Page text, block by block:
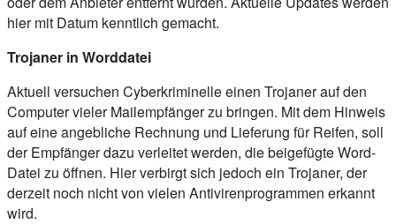
hier mit Datum kenntlich gemacht.
Trojaner in Worddatei
Aktuell versuchen Cyberkriminelle einen Trojaner auf den
Computer vieler Mailempfänger zu bringen. Mit dem Hinweis
auf eine angebliche Rechnung und Lieferung für Reifen, soll
der Empfänger dazu verleitet werden, die beigefügte Word-
Datei zu öffnen. Hier verbirgt sich jedoch ein Trojaner, der
derzeit noch nicht von vielen Antivirenprogrammen erkannt
wird.